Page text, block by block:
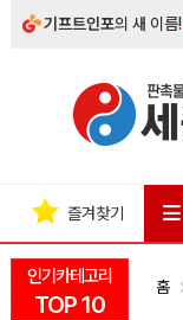
기프트인포의 새 이름!
인기카테고리
TOP 10
즐겨찾기
홈